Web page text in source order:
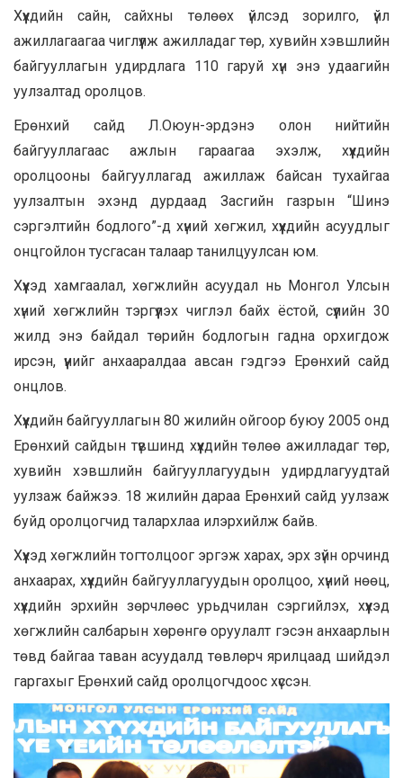
Хүүхдийн сайн, сайхны төлөөх үйлсэд зорилго, үйл
ажиллагаагаа чиглүүлж ажилладаг төр, хувийн хэвшлийн
байгууллагын удирдлага 110 гаруй хүн энэ удаагийн
уулзалтад оролцов.
Ерөнхий сайд Л.Оюун-эрдэнэ олон нийтийн
байгууллагаас ажлын гараагаа эхэлж, хүүхдийн
оролцооны байгууллагад ажиллаж байсан тухайгаа
уулзалтын эхэнд дурдаад Засгийн газрын “Шинэ
сэргэлтийн бодлого”-д хүний хөгжил, хүүхдийн асуудлыг
онцгойлон тусгасан талаар танилцуулсан юм.
Хүүхэд хамгаалал, хөгжлийн асуудал нь Монгол Улсын
хүний хөгжлийн тэргүүлэх чиглэл байх ёстой, сүүлийн 30
жилд энэ байдал төрийн бодлогын гадна орхигдож
ирсэн, үүнийг анхааралдаа авсан гэдгээ Ерөнхий сайд
онцлов.
Хүүхдийн байгууллагын 80 жилийн ойгоор буюу 2005 онд
Ерөнхий сайдын түвшинд хүүхдийн төлөө ажилладаг төр,
хувийн хэвшлийн байгууллагуудын удирдлагуудтай
уулзаж байжээ. 18 жилийн дараа Ерөнхий сайд уулзаж
буйд оролцогчид талархлаа илэрхийлж байв.
Хүүхэд хөгжлийн тогтолцоог эргэж харах, эрх зүйн орчинд
анхаарах, хүүхдийн байгууллагуудын оролцоо, хүний нөөц,
хүүхдийн эрхийн зөрчлөөс урьдчилан сэргийлэх, хүүхэд
хөгжлийн салбарын хөрөнгө оруулалт гэсэн анхаарлын
төвд байгаа таван асуудалд төвлөрч ярилцаад шийдэл
гаргахыг Ерөнхий сайд оролцогчдоос хүссэн.